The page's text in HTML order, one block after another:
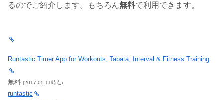
るのでご紹介します。もちろん無料で利用できます。
Runtastic Timer App for Workouts, Tabata, Interval & Fitness Training
無料 (2017.05.11時点)
runtastic